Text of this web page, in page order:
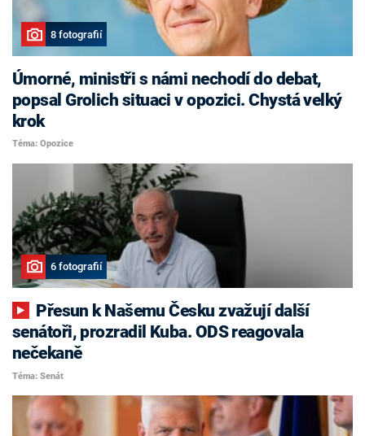
8 fotografií
Úmorné, ministři s námi nechodí do debat,
popsal Grolich situaci v opozici. Chystá velký
krok
Téma: Opozice
6 fotografií
senátoři, prozradil Kuba. ODS reagovala
nečekaně
Téma: Senát